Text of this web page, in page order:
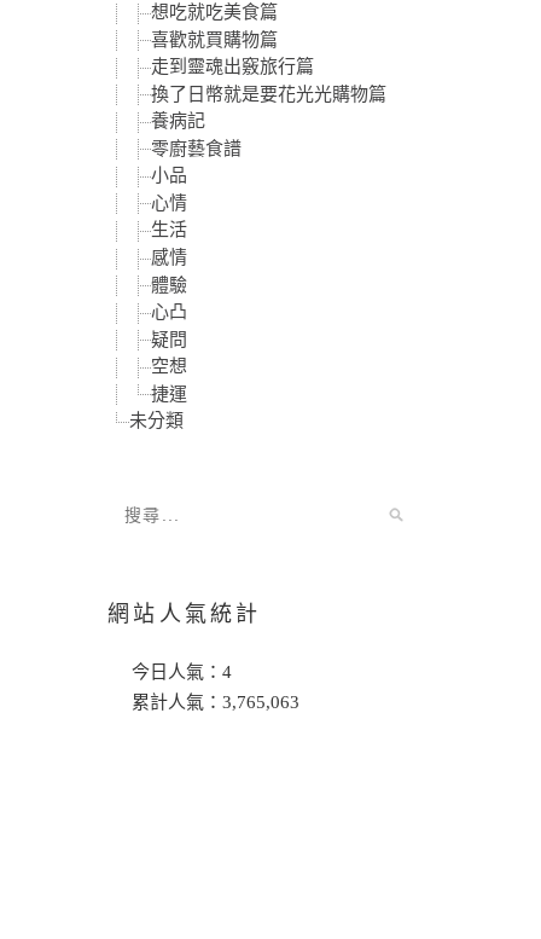
想吃就吃美食篇
喜歡就買購物篇
走到靈魂出竅旅行篇
換了日幣就是要花光光購物篇
養病記
零廚藝食譜
小品
心情
生活
感情
體驗
心凸
疑問
空想
捷運
未分類
網站人氣統計
今日人氣： 4
累計人氣： 3,765,063